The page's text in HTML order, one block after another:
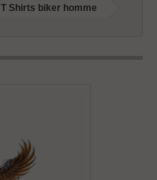
T Shirts biker homme